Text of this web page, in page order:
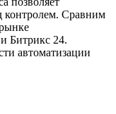
контролем. Сравним
Битрикс 24.